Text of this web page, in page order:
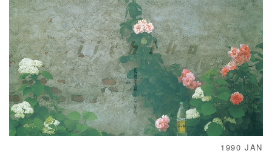
1990 JAN